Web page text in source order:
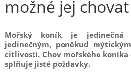
možné jej
Mořský koník je jedinečná
jedinečným, poněkud
citlivostí. Chov mořského koníka
splňuje jisté poždavky.